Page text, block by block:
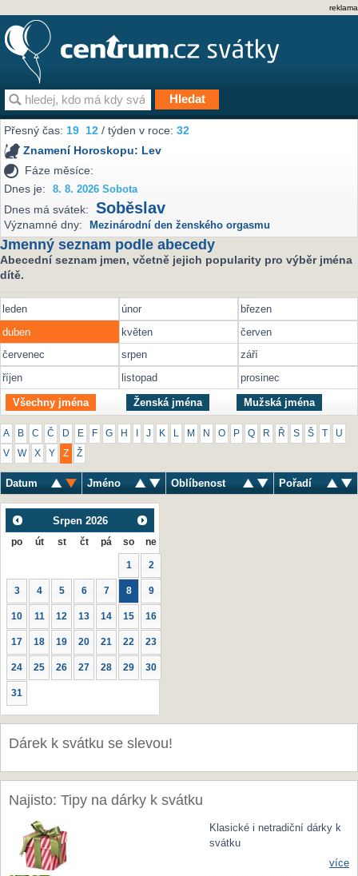
reklama
Přesný čas:19 12 / týden v roce:32
Znamení Horoskopu: Lev
Fáze měsíce:
Dnes je:
8. 8. 2026 Sobota
Dnes má svátek: Soběslav
Významné dny: Mezinárodní den ženského orgasmu
Jmenný seznam podle abecedy
Abecední seznam jmen, včetně jejich popularity pro výběr jména
dítě.
leden únor
březen
duben
květen
červen
červenec
srpen
září
říjen
listopad prosinec
Všechny jména Ženská jména Mužská jména
A B C Č D E F G H J K M N O P Q R Ř S Š U
V W X Y Z Ž
Datum Jméno Oblíbenost Pořadí
Srpen 2026
po út st čt pá so ne
1 2
3 4 5 6 7 8 9
10 11 12 13 14 15 16
17 18 19 20 21 22 23
24 25 26 27 28 29 30
31
Dárek k svátku se slevou!
Najisto: Tipy na dárky k svátku
Klasické i netradiční dárky k
svátku
více